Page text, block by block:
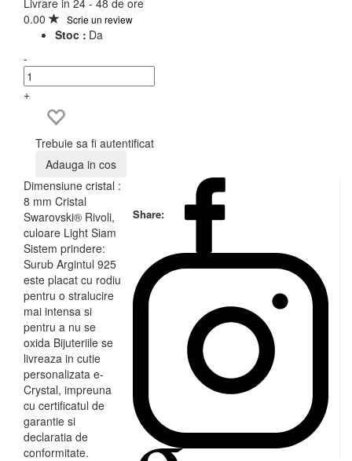
0.00
Scrie un review
Stoc : Da
-
+
Trebuie sa fi autentificat
Adauga in cos
Share:
Dimensiune cristal :
8 mm Cristal
Swarovski® Rivoli,
culoare Light Siam
Sistem prindere:
Surub Argintul 925
este placat cu rodiu
pentru o stralucire
mai intensa si
pentru a nu se
oxida Bijuteriile se
livreaza in cutie
personalizata e-
Crystal, impreuna
cu certificatul de
garantie si
declaratia de
conformitate.